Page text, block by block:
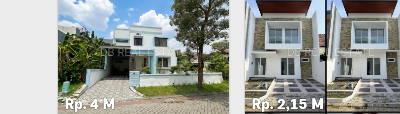
Rp. 4 M Rp. 2,15 M